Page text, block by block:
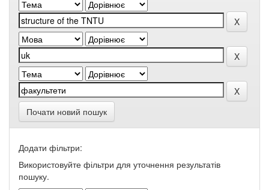
Почати новий пошук
Додати фільтри:
Використовуйте фільтри для уточнення результатів
пошуку.